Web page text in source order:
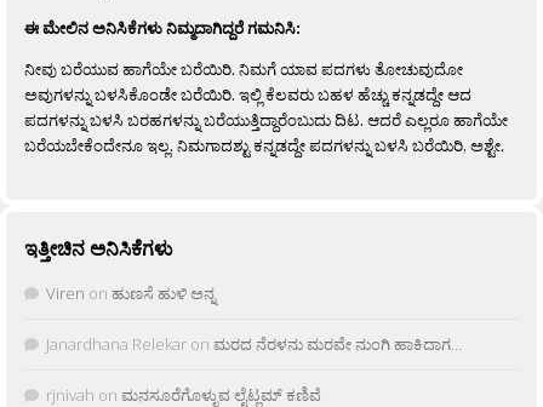
ಈ ಮೇಲಿನ ಅನಿಸಿಕೆಗಳು ನಿಮ್ಮದಾಗಿದ್ದರೆ ಗಮನಿಸಿ:
ನೀವು ಬರೆಯುವ ಹಾಗೆಯೇ ಬರೆಯಿರಿ. ನಿಮಗೆ ಯಾವ ಪದಗಳು ತೋಚುವುದೋ
ಅವುಗಳನ್ನು ಬಳಸಿಕೊಂಡೇ ಬರೆಯಿರಿ. ಇಲ್ಲಿ ಕೆಲವರು ಬಹಳ ಹೆಚ್ಚು ಕನ್ನಡದ್ದೇ ಆದ
ಪದಗಳನ್ನು ಬಳಸಿ ಬರಹಗಳನ್ನು ಬರೆಯುತ್ತಿದ್ದಾರೆಂಬುದು ದಿಟ. ಆದರೆ ಎಲ್ಲರೂ ಹಾಗೆಯೇ
ಬರೆಯಬೇಕೆಂದೇನೂ ಇಲ್ಲ. ನಿಮಗಾದಶ್ಟು ಕನ್ನಡದ್ದೇ ಪದಗಳನ್ನು ಬಳಸಿ ಬರೆಯಿರಿ, ಅಶ್ಟೇ.
ಇತ್ತೀಚಿನ ಅನಿಸಿಕೆಗಳು
Viren on ಹುಣಸೆ ಹುಳಿ ಅನ್ನ
Janardhana Relekar on ಮರದ ನೆರಳನು ಮರವೇ ನುಂಗಿ ಹಾಕಿದಾಗ…
rjnivah on ಮನಸೂರೆಗೊಳ್ಳುವ ಲೈಟ್ಲಮ್ ಕಣಿವೆ